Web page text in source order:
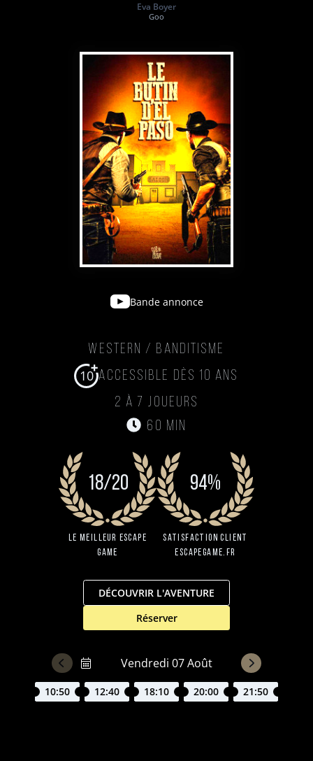
Eva Boyer
Goo
Bande annonce
Western / Banditisme
10 Accessible dès 10 ans
2 à 7 joueurs
60 min
18/20
Le Meilleur Escape
Game
94%
Satisfaction client
EscapeGame.fr
DÉCOUVRIR L'AVENTURE
Réserver
10:50 12:40 18:10 20:00 21:50